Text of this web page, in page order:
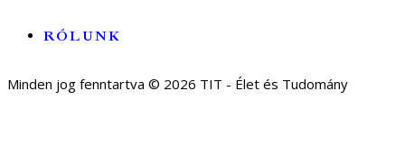
RÓLUNK
Minden jog fenntartva © 2026 TIT - Élet és Tudomány